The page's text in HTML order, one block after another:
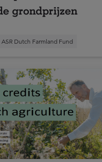
grondprijzen
ASR Dutch Farmland Fund